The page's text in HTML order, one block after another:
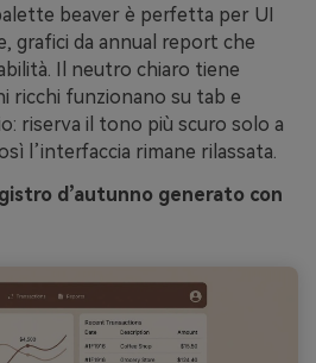
beaver è perfetta per UI
grafici da annual report che
Il neutro chiaro tiene
ricchi funzionano su tab e
riserva il tono più scuro solo a
l’interfaccia rimane rilassata.
d’autunno generato con